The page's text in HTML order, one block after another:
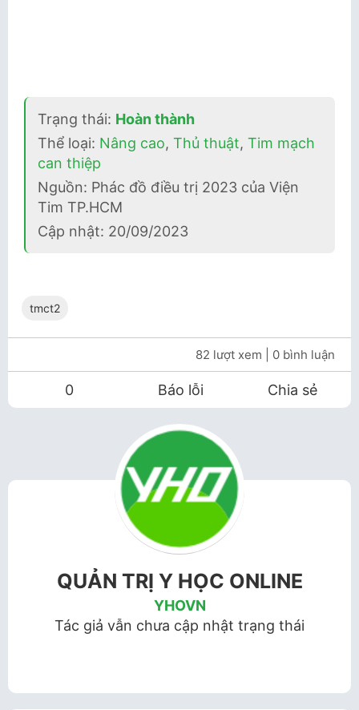
Trạng thái: Hoàn thành
Thể loại: Nâng cao, Thủ thuật, Tim mạch
can thiệp
Nguồn: Phác đồ điều trị 2023 của Viện
Tim TP.HCM
Cập nhật: 20/09/2023
tmct2
82 lượt xem | 0 bình luận
0 Báo lỗi Chia sẻ
QUẢN TRỊ Y HỌC ONLINE
YHOVN
Tác giả vẫn chưa cập nhật trạng thái